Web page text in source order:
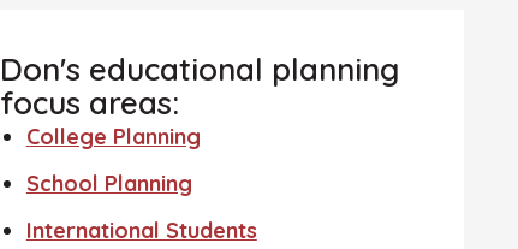
Don's educational planning
focus areas:
College Planning
School Planning
International Students